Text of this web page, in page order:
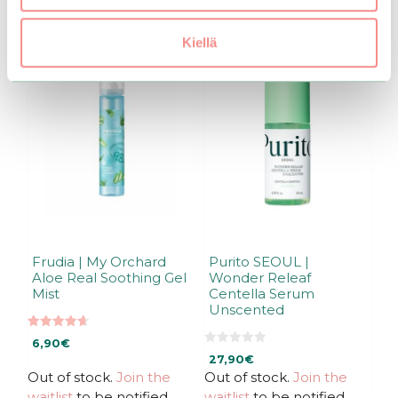
Kiellä
Frudia | My Orchard
Aloe Real Soothing Gel
Mist
4.67
out of 5
6,90€
Out of stock. Join the
Purito SEOUL |
Wonder Releaf
Centella Serum
Unscented
0
o
u
t
27,90€
Out of stock. Join the